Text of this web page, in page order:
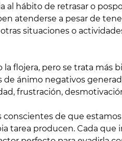
al hábito de retrasar o
atenderse a pesar de
situaciones o
la flojera, pero se trata más
ánimo negativos
frustración,
de que
tarea producen. Cada que